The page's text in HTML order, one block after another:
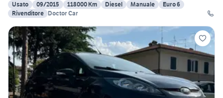
Usato
09/2015 118000 Km Diesel Manuale
Euro 6
Rivenditore Doctor Car